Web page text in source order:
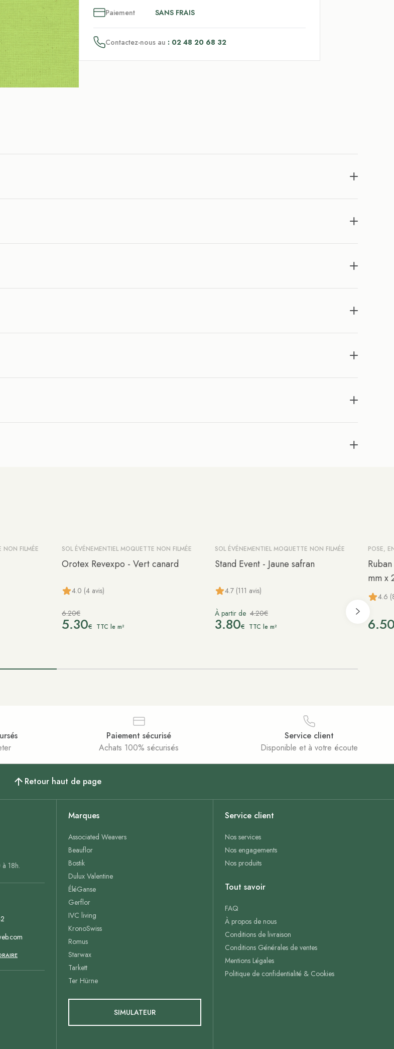
Paiement SANS FRAIS
Contactez-nous au : 02 48 20 68 32
NON FILMÉE -15%
SOL ÉVÉNEMENTIEL MOQUETTE NON FILMÉE
Orotex Revexpo - Vert canard
4.0 (4 avis)
6.20€
5.30€ TTC le m²
-10%
SOL ÉVÉNEMENTIEL MOQUETTE NON FILMÉE
Stand Event - Jaune safran
4.7 (111 avis)
À partir de 4.20€
3.80€ TTC le m²
POSE,
mm x
4.6
Paiement sécurisé
Achats 100% sécurisés
Service client
Disponible et à votre écoute
Retour haut de page
18h.
Marques
Associated Weavers
Beauflor
Bostik
Dulux Valentine
ÉléGanse
Gerflor
IVC living
KronoSwiss
Romus
Starwax
Tarkett
Ter Hürne
SIMULATEUR
Service client
Nos services
Nos engagements
Nos produits
Tout savoir
FAQ
À propos de nous
Conditions de livraison
Conditions Générales de ventes
Mentions Légales
Politique de confidentialité & Cookies